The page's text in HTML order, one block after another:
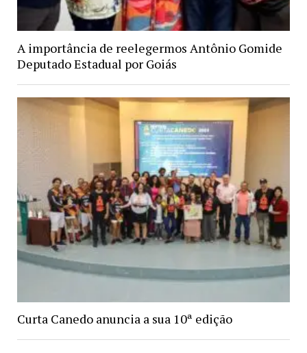
A importância de reelegermos Antônio Gomide
Deputado Estadual por Goiás
Curta Canedo anuncia a sua 10ª edição